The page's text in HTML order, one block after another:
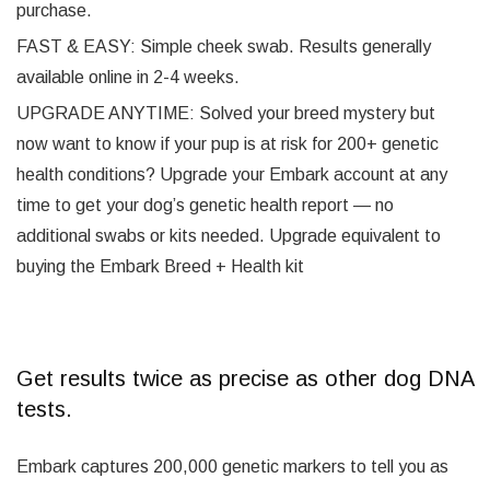
purchase.
FAST & EASY: Simple cheek swab. Results generally
available online in 2-4 weeks.
UPGRADE ANYTIME: Solved your breed mystery but
now want to know if your pup is at risk for 200+ genetic
health conditions? Upgrade your Embark account at any
time to get your dog’s genetic health report — no
additional swabs or kits needed. Upgrade equivalent to
buying the Embark Breed + Health kit
Get results twice as precise as other dog DNA
tests.
Embark captures 200,000 genetic markers to tell you as